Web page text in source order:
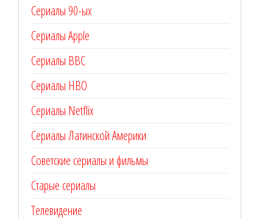
Сериалы 90-ых
Сериалы Apple
Сериалы BBC
Сериалы HBO
Сериалы Netflix
Сериалы Латинской Америки
Советские сериалы и фильмы
Старые сериалы
Телевидение